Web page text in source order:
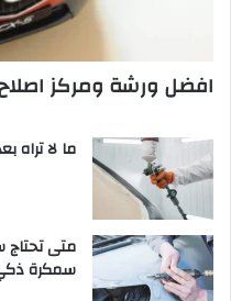
افضل ورشة ومركز اصلاح
ما لا تراه
متى تحتاج
سمكرة